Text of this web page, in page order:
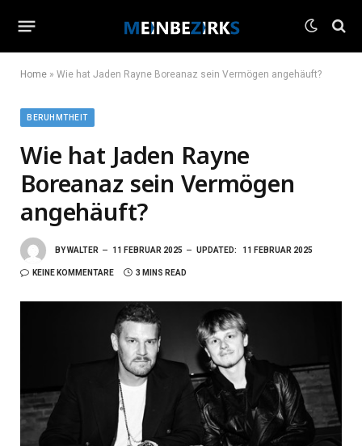
Home » Wie hat Jaden Rayne Boreanaz sein Vermögen angehäuft?
BERUHMTHEIT
Wie hat Jaden Rayne
Boreanaz sein Vermögen
angehäuft?
BYWALTER 11 FEBRUAR 2025 UPDATED: 11 FEBRUAR 2025
KEINE KOMMENTARE 3 MINS READ